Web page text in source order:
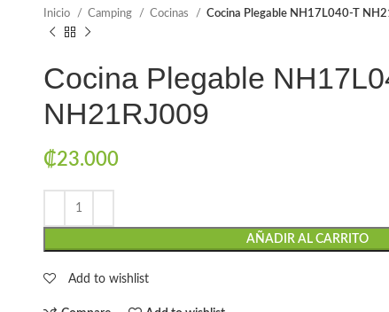
Inicio Camping Cocinas Cocina Plegable NH17L040-T
Cocina Plegable
NH21RJ009
₡23.000
AÑADIR AL CARRITO
Add to wishlist